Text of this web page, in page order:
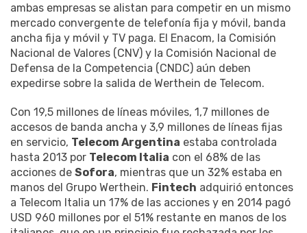
ambas empresas se alistan para competir en un mismo
mercado convergente de telefonía fija y móvil, banda
ancha fija y móvil y TV paga. El Enacom, la Comisión
Nacional de Valores (CNV) y la Comisión Nacional de
Defensa de la Competencia (CNDC) aún deben
expedirse sobre la salida de Werthein de Telecom.
Con 19,5 millones de líneas móviles, 1,7 millones de
accesos de banda ancha y 3,9 millones de líneas fijas
en servicio, Telecom Argentina estaba controlada
hasta 2013 por Telecom Italia con el 68% de las
acciones de Sofora, mientras que un 32% estaba en
manos del Grupo Werthein. Fintech adquirió entonces
a Telecom Italia un 17% de las acciones y en 2014 pagó
USD 960 millones por el 51% restante en manos de los